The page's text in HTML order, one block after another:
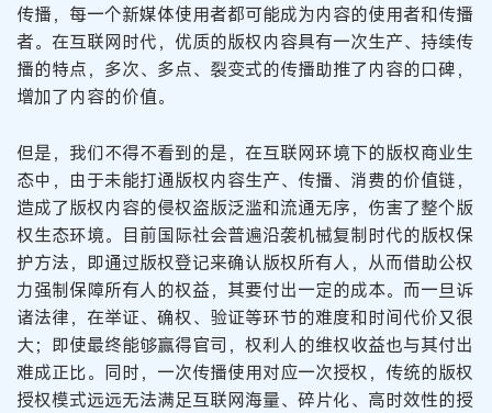
传播，每一个新媒体使用者都可能成为内容的使用者和传播
者。在互联网时代，优质的版权内容具有一次生产、持续传
播的特点，多次、多点、裂变式的传播助推了内容的口碑，
增加了内容的价值。
但是，我们不得不看到的是，在互联网环境下的版权商业生
态中，由于未能打通版权内容生产、传播、消费的价值链，
造成了版权内容的侵权盗版泛滥和流通无序，伤害了整个版
权生态环境。目前国际社会普遍沿袭机械复制时代的版权保
护方法，即通过版权登记来确认版权所有人，从而借助公权
力强制保障所有人的权益，其要付出一定的成本。而一旦诉
诸法律，在举证、确权、验证等环节的难度和时间代价又很
大；即使最终能够赢得官司，权利人的维权收益也与其付出
难成正比。同时，一次传播使用对应一次授权，传统的版权
授权模式远远无法满足互联网海量、碎片化、高时效性的授